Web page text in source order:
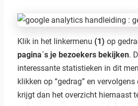
Klik in het linkermenu (1) op
pagina´s je bezoekers bekijken.
interessante statistieken in dit
klikken op “gedrag” en vervolgens
krijgt dan het overzicht hiernaast